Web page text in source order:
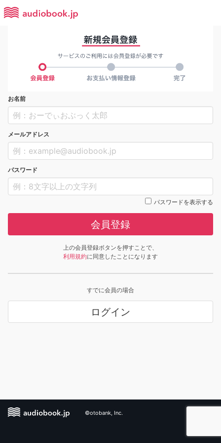
お名前
メールアドレス
パスワード
パスワードを表示する
会員登録
上の会員登録ボタンを押すことで、
利用規約に同意したことになります
すでに会員の場合
ログイン
©otobank, Inc.